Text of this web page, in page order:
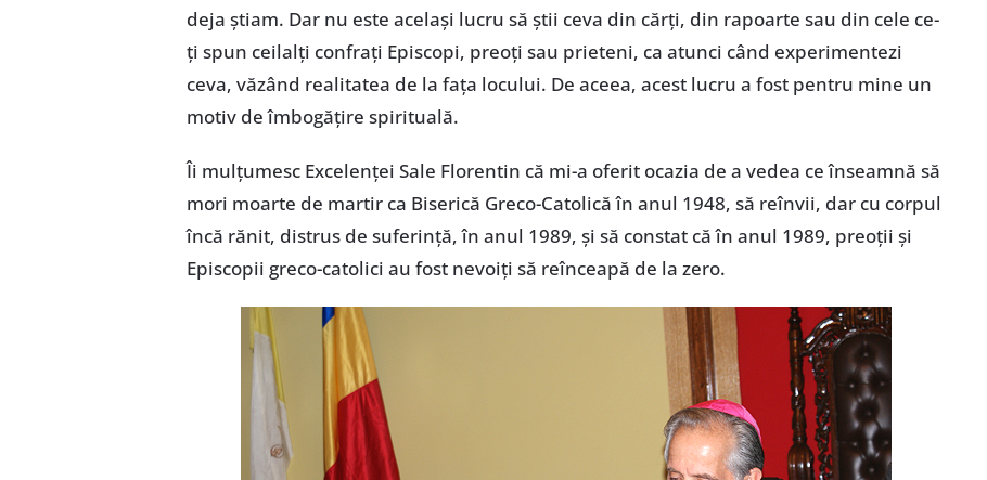
deja ştiam. Dar nu este acelaşi lucru să ştii ceva din cărţi, din rapoarte sau din cele ce-
ţi spun ceilalţi confraţi Episcopi, preoţi sau prieteni, ca atunci când experimentezi
ceva, văzând realitatea de la faţa locului. De aceea, acest lucru a fost pentru mine un
motiv de îmbogăţire spirituală.
Îi mulţumesc Excelenţei Sale Florentin că mi-a oferit ocazia de a vedea ce înseamnă să
mori moarte de martir ca Biserică Greco-Catolică în anul 1948, să reînvii, dar cu corpul
încă rănit, distrus de suferinţă, în anul 1989, şi să constat că în anul 1989, preoţii şi
Episcopii greco-catolici au fost nevoiţi să reînceapă de la zero.